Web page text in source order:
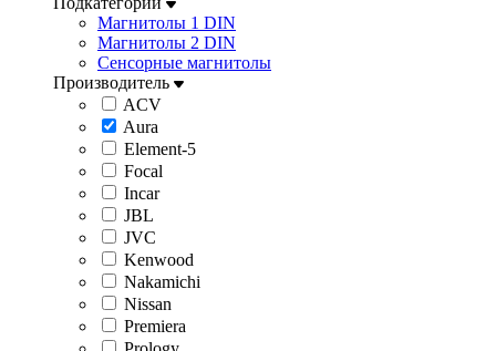
Магнитолы 1 DIN
Магнитолы 2 DIN
Сенсорные магнитолы
Производитель
ACV
Aura
Element-5
Focal
Incar
JBL
JVC
Kenwood
Nakamichi
Nissan
Premiera